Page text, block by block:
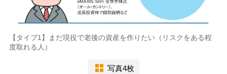
【タイプ1】まだ現役で老後の資産を作りたい（リスクをある程
度取れる人）
写真4枚